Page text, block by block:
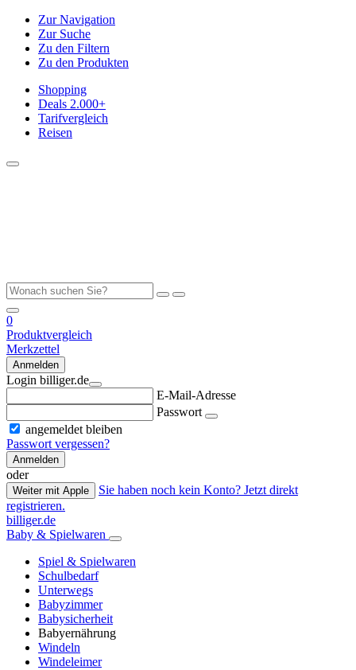
Zur Navigation
Zur Suche
Zu den Filtern
Zu den Produkten
Shopping
Deals 2.000+
Tarifvergleich
Reisen
0
Produktvergleich
Merkzettel
Anmelden
Login billiger.de
E-Mail-Adresse
Passwort
angemeldet bleiben
Passwort vergessen?
Anmelden
oder
Weiter mit Apple
Sie haben noch kein Konto? Jetzt direkt
registrieren.
billiger.de
Baby & Spielwaren
Spiel & Spielwaren
Schulbedarf
Unterwegs
Babyzimmer
Babysicherheit
Babyernährung
Windeln
Windeleimer